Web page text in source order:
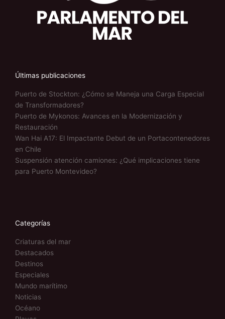
Últimas publicaciones
Puerto de Stockton: ¿Cómo se Maneja una Carga Especial
de Transformadores?
Puerto de Mykonos: Avances en la Modernización y
Restauración
Wan Hai A17: El Impactante Debut de un Portacontenedores
en Chile
Suspensión atención camiones: ¿Qué implicaciones tiene
para Puerto Montevideo?
Categorías
Criaturas del mar
Destacados
Destinos
Especiales
Mundo marítimo
Noticias
Océano